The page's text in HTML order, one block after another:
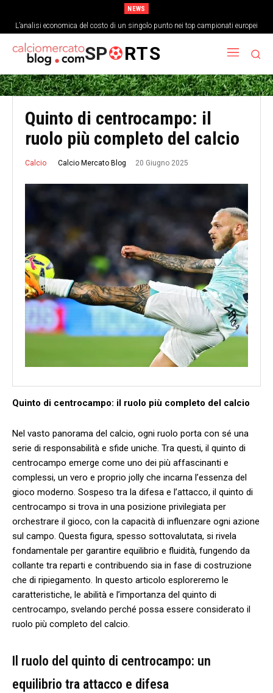
NEWS
L’analisi economica del costo di un singolo punto nei top campionati europei
SP RTS
Quinto di centrocampo: il
ruolo più completo del calcio
Calcio Calcio Mercato Blog 20 Giugno 2025
Quinto⁤ di centrocampo: ‌il‍ ruolo più completo del calcio
Nel⁢ vasto panorama del calcio, ogni ruolo porta ​con sé una
serie di⁢ responsabilità e‍ sfide​ uniche. Tra⁢ questi,⁣ il quinto ‍di
centrocampo emerge come uno ⁣dei ​più affascinanti e
⁣complessi, un ⁢vero ⁢e proprio⁤ jolly⁤ che⁢ incarna l’essenza del
gioco ​moderno. Sospeso ‍tra la difesa e l’attacco, il quinto di​
centrocampo si trova in una‌ posizione privilegiata per⁤
orchestrare il gioco, con la⁣ capacità di influenzare ogni azione⁣
sul campo. Questa⁣ figura, spesso sottovalutata, si rivela
fondamentale per garantire⁣ equilibrio‌ e fluidità, fungendo‌ da⁣
collante tra reparti e‍ contribuendo sia ‌in‍ fase di​ costruzione
che di ripiegamento. ⁢In questo articolo esploreremo le
‍caratteristiche, le ‌abilità ​e l’importanza del ⁤quinto di
⁣centrocampo, svelando ‌perché possa essere ​considerato il
ruolo ​più completo del‌ calcio.
Il ruolo del quinto​ di ⁢centrocampo: un
equilibrio⁤ tra attacco e difesa